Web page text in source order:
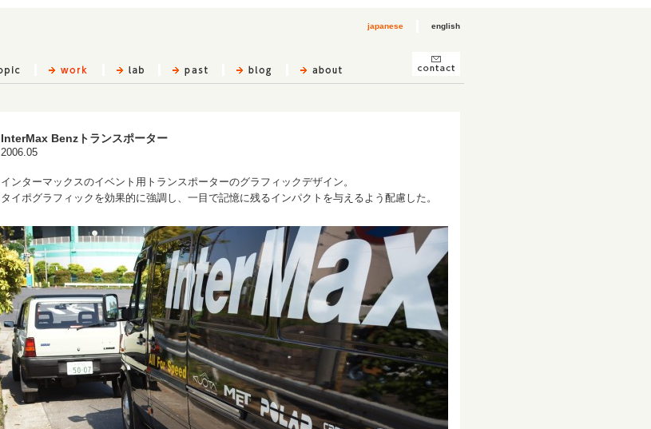
japanese english
InterMax Benzトランスポーター
2006.05
インターマックスのイベント用トランスポーターのグラフィックデザイン。
タイポグラフィックを効果的に強調し、一目で記憶に残るインパクトを与えるよう配慮した。